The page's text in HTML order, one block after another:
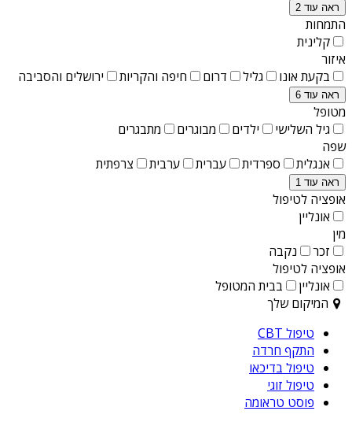
ראה עוד 2
התמחות
קלינית
איזור
בקעת אונו
גליל דרום חיפה והקריות ירושלים והסביבה
ראה עוד 6
מטופל
גיל השלישי
ילדים מבוגרים
מתבגרים
שפה
אנגלית
ספרדית עברית ערבית צרפתית
ראה עוד 1
אופציה לטיפול
אונליין
מין
זכר
נקבה
אופציה לטיפול
אונליין
בבית המטופל
המיקום שלך
טיפול CBT
התקף חרדה
טיפול בדיכאו
טיפול זוגי
פוסט טראומה